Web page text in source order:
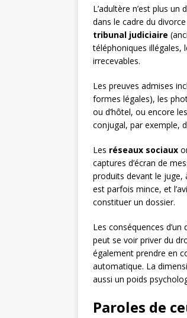
L’adultère n’est plus un
dans le cadre du
tribunal judiciaire
téléphoniques illégales,
irrecevables.
Les preuves admises
formes légales), les
ou d’hôtel, ou encore
conjugal, par exemple,
Les réseaux sociaux
captures d’écran de
produits devant le juge,
est parfois mince, et
constituer un dossier.
Les conséquences
peut se voir priver du
également prendre en
automatique. La
aussi un poids
Paroles de